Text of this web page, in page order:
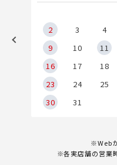
2
3 4
9
10 11
16
17 18
23
24 25
30
31
※Web
※各実店舗の営業